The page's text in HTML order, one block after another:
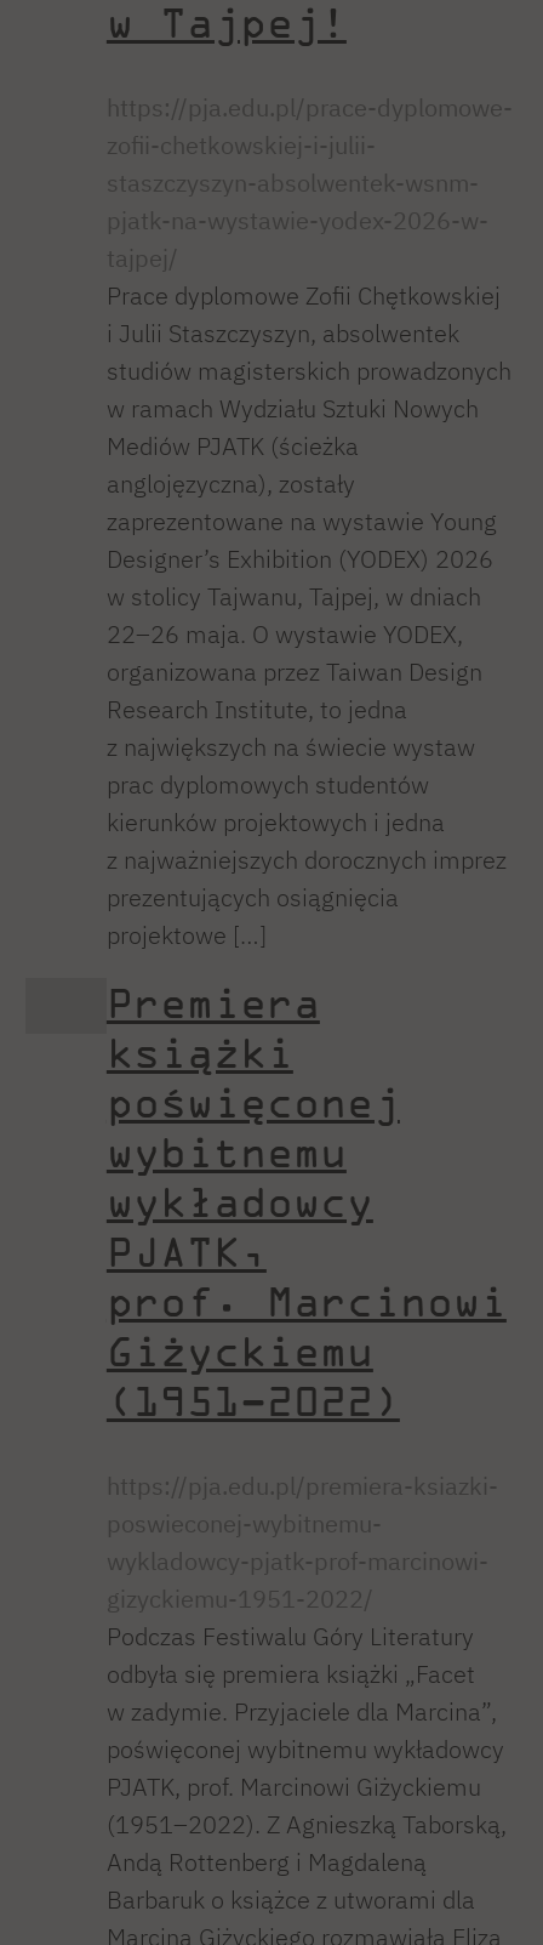
w Tajpej!
https://pja.edu.pl/prace-dyplomowe-
zofii-chetkowskiej-i-julii-
staszczyszyn-absolwentek-wsnm-
pjatk-na-wystawie-yodex-2026-w-
tajpej/
Prace dyplomowe Zofii Chętkowskiej
i Julii Staszczyszyn, absolwentek
studiów magisterskich prowadzonych
w ramach Wydziału Sztuki Nowych
Mediów PJATK (ścieżka
anglojęzyczna), zostały
zaprezentowane na wystawie Young
Designer’s Exhibition (YODEX) 2026
w stolicy Tajwanu, Tajpej, w dniach
22–26 maja. O wystawie YODEX,
organizowana przez Taiwan Design
Research Institute, to jedna
z największych na świecie wystaw
prac dyplomowych studentów
kierunków projektowych i jedna
z najważniejszych dorocznych imprez
prezentujących osiągnięcia
projektowe […]
Premiera
książki
poświęconej
wybitnemu
wykładowcy
PJATK,
prof. Marcinowi
Giżyckiemu
(1951–2022)
https://pja.edu.pl/premiera-ksiazki-
poswieconej-wybitnemu-
wykladowcy-pjatk-prof-marcinowi-
gizyckiemu-1951-2022/
Podczas Festiwalu Góry Literatury
odbyła się premiera książki „Facet
w zadymie. Przyjaciele dla Marcina”,
poświęconej wybitnemu wykładowcy
PJATK, prof. Marcinowi Giżyckiemu
(1951–2022). Z Agnieszką Taborską,
Andą Rottenberg i Magdaleną
Barbaruk o książce z utworami dla
Marcina Giżyckiego rozmawiała Eliza